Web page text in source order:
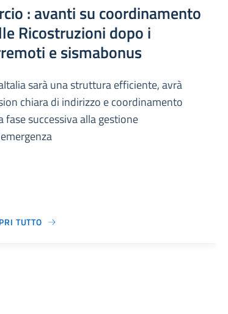
: avanti su coordinamento
Ricostruzioni dopo i
e sismabonus
sarà una struttura efficiente, avrà
chiara di indirizzo e coordinamento
fase successiva alla gestione
TUTTO